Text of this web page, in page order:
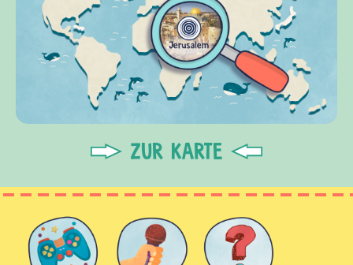
ZUR KARTE